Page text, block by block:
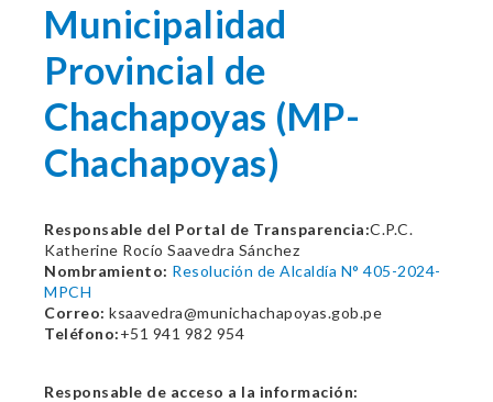
Municipalidad
Provincial de
Chachapoyas (MP-
Chachapoyas)
Responsable del Portal de Transparencia:C.P.C.
Katherine Rocío Saavedra Sánchez
Nombramiento: Resolución de Alcaldía N° 405-2024-
MPCH
Correo: ksaavedra@munichachapoyas.gob.pe
Teléfono:+51 941 982 954
Responsable de acceso a la información: